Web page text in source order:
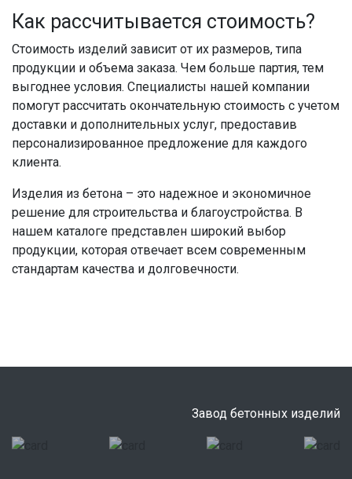
Как рассчитывается стоимость?
Стоимость изделий зависит от их размеров, типа
продукции и объема заказа. Чем больше партия, тем
выгоднее условия. Специалисты нашей компании
помогут рассчитать окончательную стоимость с учетом
доставки и дополнительных услуг, предоставив
персонализированное предложение для каждого
клиента.
Изделия из бетона – это надежное и экономичное
решение для строительства и благоустройства. В
нашем каталоге представлен широкий выбор
продукции, которая отвечает всем современным
стандартам качества и долговечности.
Завод бетонных изделий